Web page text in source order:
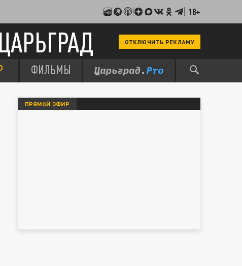
18+
ЦАРЬГРАД ОТКЛЮЧИТЬ РЕКЛАМУ
ФИЛЬМЫ
ПРЯМОЙ ЭФИР